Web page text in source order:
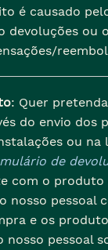
é causado
devoluções ou
: Quer
do envio dos
ou na
de
com o produto
nosso pessoal
e os
nosso pessoal